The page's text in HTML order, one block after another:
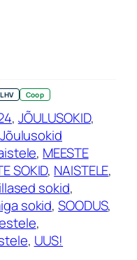
LHV Coop
, JÕULUSOKID
Jõulusokid
, MEESTE
SOKID, NAISTELE
sokid
sokid, SOODUS
, UUS!